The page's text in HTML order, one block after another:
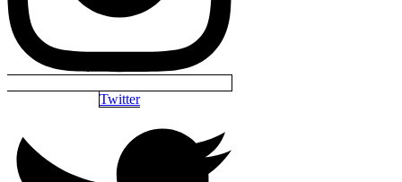
Twitter